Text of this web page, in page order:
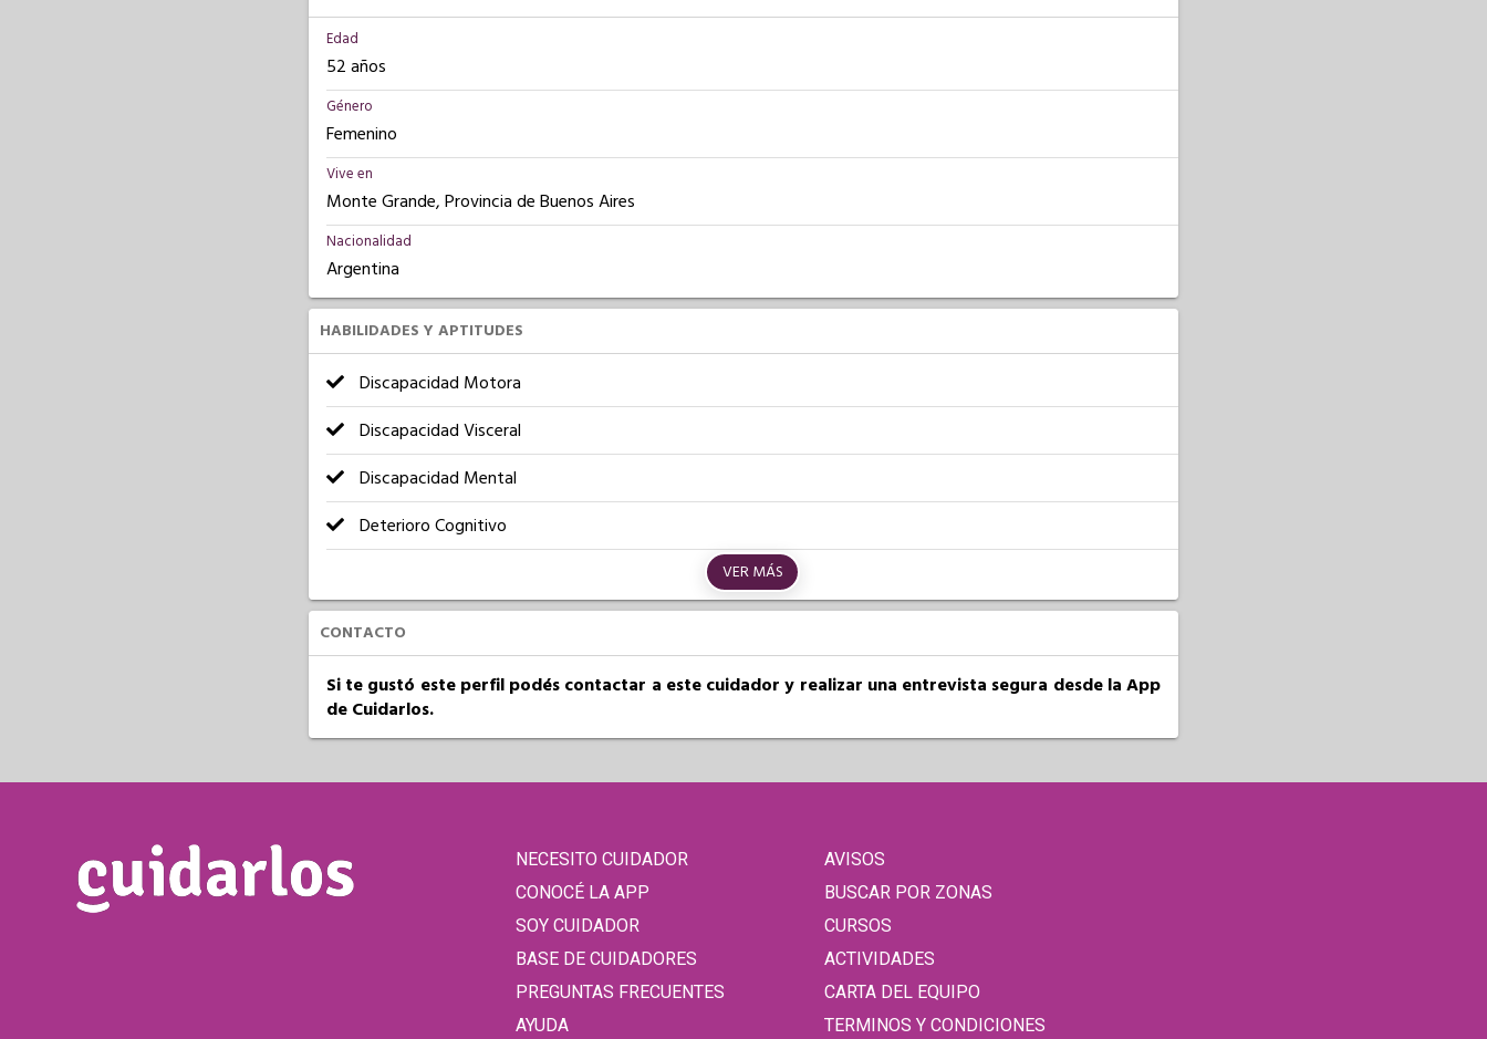
Edad
52 años
Género
Femenino
Vive en
Monte Grande, Provincia de Buenos Aires
Nacionalidad
Argentina
HABILIDADES Y APTITUDES
Discapacidad Motora
Discapacidad Visceral
Discapacidad Mental
Deterioro Cognitivo
VER MÁS
CONTACTO
Si te gustó este perfil podés contactar a este cuidador y realizar una entrevista segura desde la App
de Cuidarlos.
NECESITO CUIDADOR
CONOCÉ LA APP
SOY CUIDADOR
BASE DE CUIDADORES
PREGUNTAS FRECUENTES
AYUDA
AVISOS
BUSCAR POR ZONAS
CURSOS
ACTIVIDADES
CARTA DEL EQUIPO
TERMINOS Y CONDICIONES